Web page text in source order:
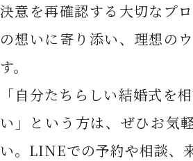
決意を再確認する大切なプ
の想いに寄り添い、理想の
す。
「自分たちらしい結婚式を
い」という方は、ぜひお気
い。LINEでの予約や相談、